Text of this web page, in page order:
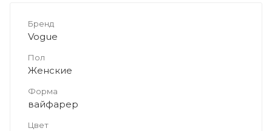
Бренд
Vogue
Пол
Женские
Форма
вайфарер
Цвет